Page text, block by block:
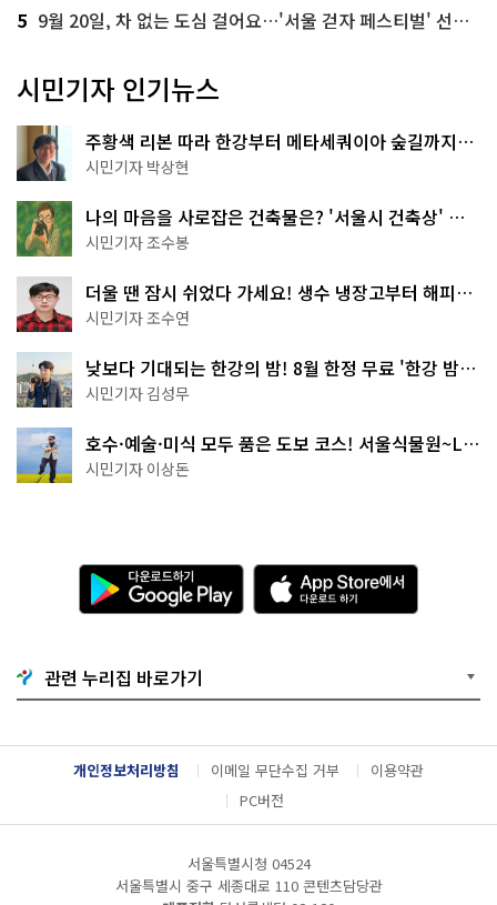
5 9월 20일, 차 없는 도심 걸어요…'서울 걷자 페스티벌' 선착순 5천명
시민기자 인기뉴스
주황색 리본 따라 한강부터 메타세쿼이아 숲길까지…
서울둘레길 15코스
시민기자 박상현
나의 마음을 사로잡은 건축물은? '서울시 건축상' 수
상작 공개!
시민기자 조수봉
더울 땐 잠시 쉬었다 가세요! 생수 냉장고부터 해피소
·무더위쉼터까지
시민기자 조수연
낮보다 기대되는 한강의 밤! 8월 한정 무료 '한강 밤
핑' 예약은?
시민기자 김성무
호수·예술·미식 모두 품은 도보 코스! 서울식물원~LG
아트센터~마곡테라스거리
시민기자 이상돈
다
운
로
기
G
o
g
l
e
A
p
p
e
서
다
운
관련 누리집 바로가기
개인정보처리방침 이메일 무단수집 거부
이용약관
PC버전
서울특별시청 04524
서울특별시 중구 세종대로 110 콘텐츠담당관